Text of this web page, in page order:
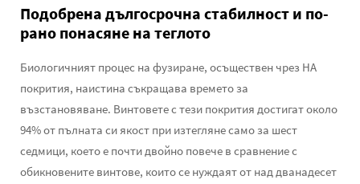
Подобрена дългосрочна стабилност и по-
рано понасяне на теглото
Биологичният процес на фузиране, осъществен чрез HA
покрития, наистина съкращава времето за
възстановяване. Винтовете с тези покрития достигат около
94% от пълната си якост при изтегляне само за шест
седмици, което е почти двойно повече в сравнение с
обикновените винтове, които се нуждаят от над дванадесет